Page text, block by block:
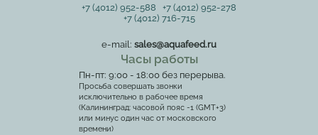
+7 (4012) 952-588
+7 (4012) 952-278
+7 (4012) 716-715
e-mail: sales@aquafeed.ru
Часы работы
Пн-пт: 9:00 - 18:00 без перерыва.
Просьба совершать звонки
исключительно в рабочее время
(Калининград: часовой пояс -1 (GMT+3)
или минус один час от московского
времени)